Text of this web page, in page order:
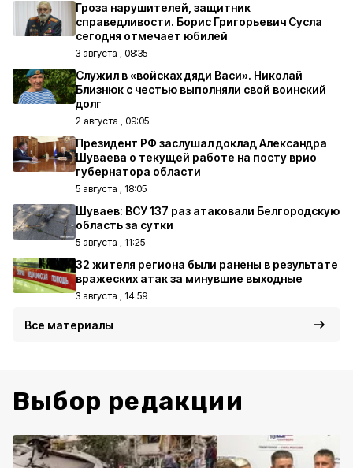
Гроза нарушителей, защитник
справедливости. Борис Григорьевич Сусла
сегодня отмечает юбилей
3 августа , 08:35
Служил в «войсках дяди Васи». Николай
Близнюк с честью выполняли свой воинский
долг
2 августа , 09:05
Президент РФ заслушал доклад Александра
Шуваева о текущей работе на посту врио
губернатора области
5 августа , 18:05
Шуваев: ВСУ 137 раз атаковали Белгородскую
область за сутки
5 августа , 11:25
32 жителя региона были ранены в результате
вражеских атак за минувшие выходные
3 августа , 14:59
Все материалы
Выбор редакции